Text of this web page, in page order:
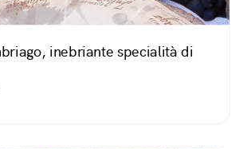
inebriante specialità di